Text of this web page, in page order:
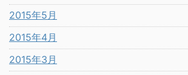
2015年5月
2015年4月
2015年3月